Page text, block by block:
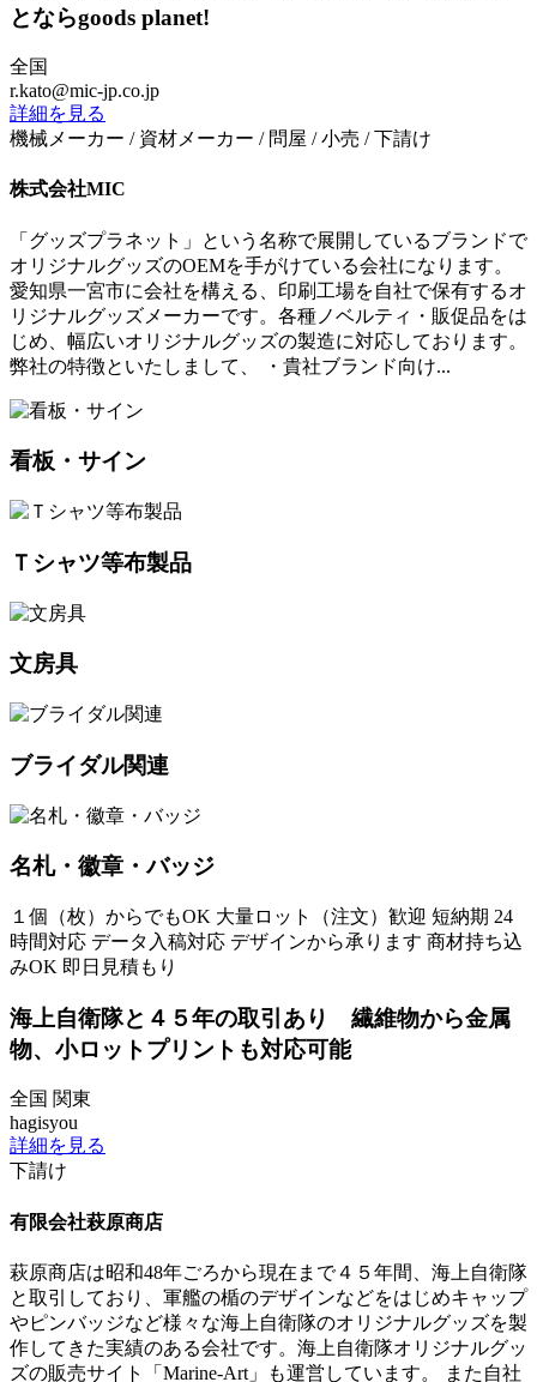
とならgoods planet!
全国
r.kato@mic-jp.co.jp
詳細を見る
機械メーカー / 資材メーカー / 問屋 / 小売 / 下請け
株式会社MIC
「グッズプラネット」という名称で展開しているブランドで
オリジナルグッズのOEMを手がけている会社になります。
愛知県一宮市に会社を構える、印刷工場を自社で保有するオ
リジナルグッズメーカーです。各種ノベルティ・販促品をは
じめ、幅広いオリジナルグッズの製造に対応しております。
弊社の特徴といたしまして、 ・貴社ブランド向け...
看板・サイン
Ｔシャツ等布製品
文房具
ブライダル関連
名札・徽章・バッジ
１個（枚）からでもOK 大量ロット（注文）歓迎 短納期 24
時間対応 データ入稿対応 デザインから承ります 商材持ち込
みOK 即日見積もり
海上自衛隊と４５年の取引あり 繊維物から金属
物、小ロットプリントも対応可能
全国 関東
hagisyou
詳細を見る
下請け
有限会社萩原商店
萩原商店は昭和48年ごろから現在まで４５年間、海上自衛隊
と取引しており、軍艦の楯のデザインなどをはじめキャップ
やピンバッジなど様々な海上自衛隊のオリジナルグッズを製
作してきた実績のある会社です。海上自衛隊オリジナルグッ
ズの販売サイト「Marine-Art」も運営しています。 また自社